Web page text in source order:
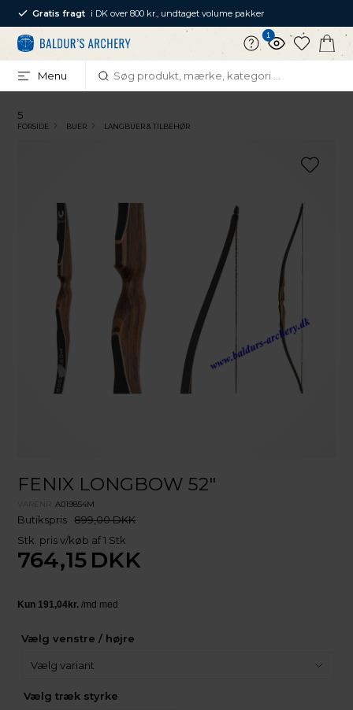
Gratis fragt i DK over 800 kr., undtaget volume pakker
1
Menu
5
FORSIDE BUER LANGBUER & TILBEHØR
FENIX LONGBOW 52"
A019854M
Butikspris 899,00 DKK
Stk. pris v/køb af 1 Stk
764,15 DKK
Vælg venstre / højre
Vælg træk styrke